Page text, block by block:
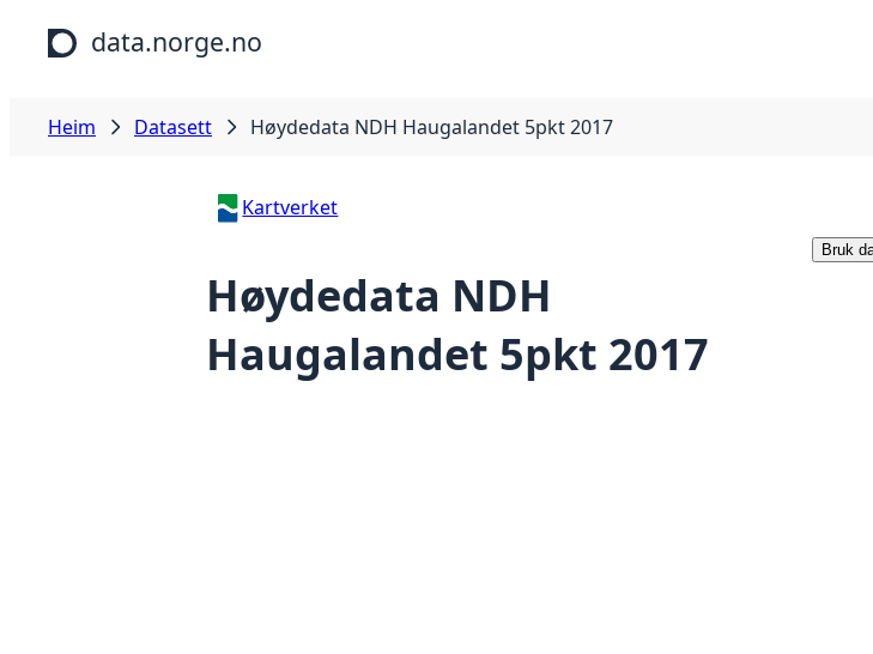
Hopp til hovudinnhald
data.norge.no
Heim Datasett Høydedata NDH Haugalandet 5pkt 2017
Kartverket
Høydedata NDH
Haugalandet 5pkt 2017
Bruk